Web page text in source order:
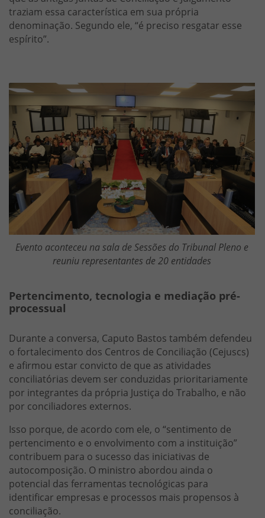
traziam essa característica em sua própria
denominação. Segundo ele, “é preciso resgatar esse
espírito”.
Imagem
Evento aconteceu na sala de Sessões do Tribunal Pleno e
reuniu representantes de 20 entidades
Pertencimento, tecnologia e mediação pré-
processual
Durante a conversa, Caputo Bastos também defendeu
o fortalecimento dos Centros de Conciliação (Cejuscs)
e afirmou estar convicto de que as atividades
conciliatórias devem ser conduzidas prioritariamente
por integrantes da própria Justiça do Trabalho, e não
por conciliadores externos.
Isso porque, de acordo com ele, o “sentimento de
pertencimento e o envolvimento com a instituição”
contribuem para o sucesso das iniciativas de
autocomposição. O ministro abordou ainda o
potencial das ferramentas tecnológicas para
identificar empresas e processos mais propensos à
conciliação.